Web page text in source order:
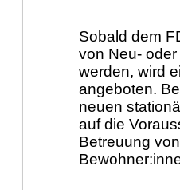
Sobald dem
von Neu-
werden, wird
angeboten.
neuen
auf die
Betreuung